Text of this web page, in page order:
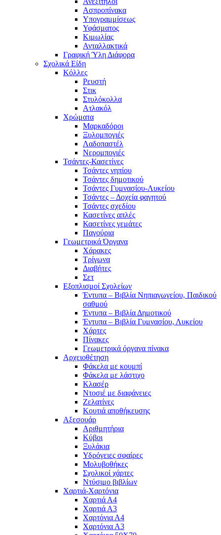
Ασπροπίνακα
Υπογραμμίσεως
Υφάσματος
Κιμωλίας
Ανταλλακτικά
Γραφική Ύλη Διάφορα
Σχολικά Είδη
Κόλλες
Ρευστή
Στικ
Στυλόκολλα
Ατλακόλ
Χρώματα
Μαρκαδόροι
Ξυλομπογιές
Λαδοπαστέλ
Νερομπογιές
Τσάντες-Κασετίνες
Τσάντες νηπίου
Τσάντες δημοτικού
Τσάντες Γυμνασίου-Λυκείου
Τσάντες – Δοχεία φαγητού
Τσάντες σχεδίου
Κασετίνες απλές
Κασετίνες γεμάτες
Παγούρια
Γεωμετρικά Όργανα
Χάρακες
Τρίγωνα
Διαβήτες
Σετ
Εξοπλισμοί Σχολείων
Έντυπα – Βιβλία Νηπιαγωγείου, Παιδικού
σαθμού
Έντυπα – Βιβλία Δημοτικού
Έντυπα – Βιβλία Γυμνασίου, Λυκείου
Χάρτες
Πίνακες
Γεωμετρικά όργανα πίνακα
Αρχειοθέτηση
Φάκελα με κουμπί
Φάκελα με λάστιχο
Κλασέρ
Ντοσιέ με διαφάνειες
Ζελατίνες
Κουτιά αποθήκευσης
Αξεσουάρ
Αριθμητήρια
Κύβοι
Ξυλάκια
Υδρόγειες σφαίρες
Μολυβοθήκες
Σχολικοί χάρτες
Ντύσιμο βιβλίων
Χαρτιά-Χαρτόνια
Χαρτιά Α4
Χαρτιά Α3
Χαρτόνια Α4
Χαρτόνια Α3